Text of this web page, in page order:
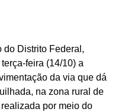
do Distrito Federal,
feira (14/10) a
da via que dá
na zona rural de
por meio do